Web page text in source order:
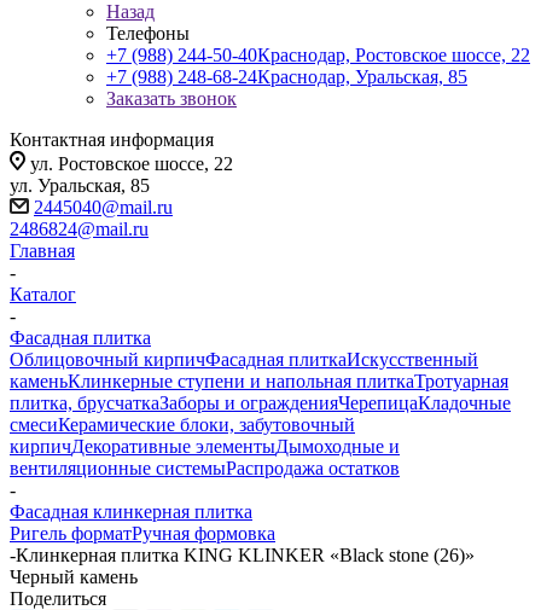
Назад
Телефоны
+7 (988) 244-50-40Краснодар, Ростовское шоссе, 22
+7 (988) 248-68-24Краснодар, Уральская, 85
Заказать звонок
Контактная информация
ул. Ростовское шоссе, 22
ул. Уральская, 85
2445040@mail.ru
2486824@mail.ru
Главная
-
Каталог
-
Фасадная плитка
Облицовочный кирпичФасадная плиткаИскусственный
каменьКлинкерные ступени и напольная плиткаТротуарная
плитка, брусчаткаЗаборы и огражденияЧерепицаКладочные
смесиКерамические блоки, забутовочный
кирпичДекоративные элементыДымоходные и
вентиляционные системыРаспродажа остатков
-
Фасадная клинкерная плитка
Ригель форматРучная формовка
-Клинкерная плитка KING KLINKER «Black stone (26)»
Черный камень
Поделиться